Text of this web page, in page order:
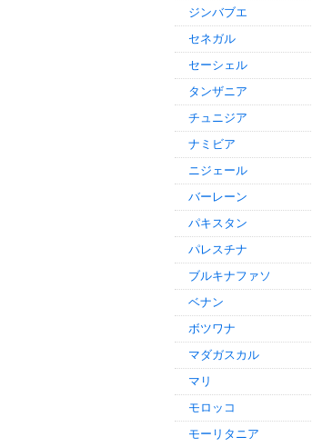
ジンバブエ
セネガル
セーシェル
タンザニア
チュニジア
ナミビア
ニジェール
バーレーン
パキスタン
パレスチナ
ブルキナファソ
ベナン
ボツワナ
マダガスカル
マリ
モロッコ
モーリタニア